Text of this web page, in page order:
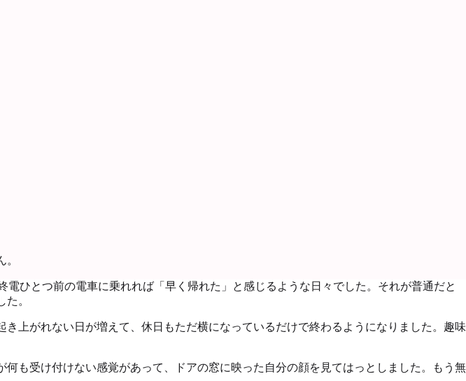
ひとつ前の電車に乗れれば「早く帰れた」と感じるような日々でした。それが普通だと
。
上がれない日が増えて、休日もただ横になっているだけで終わるようになりました。趣味
も受け付けない感覚があって、ドアの窓に映った自分の顔を見てはっとしました。もう無